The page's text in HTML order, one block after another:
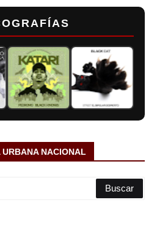
URBANA NACIONAL